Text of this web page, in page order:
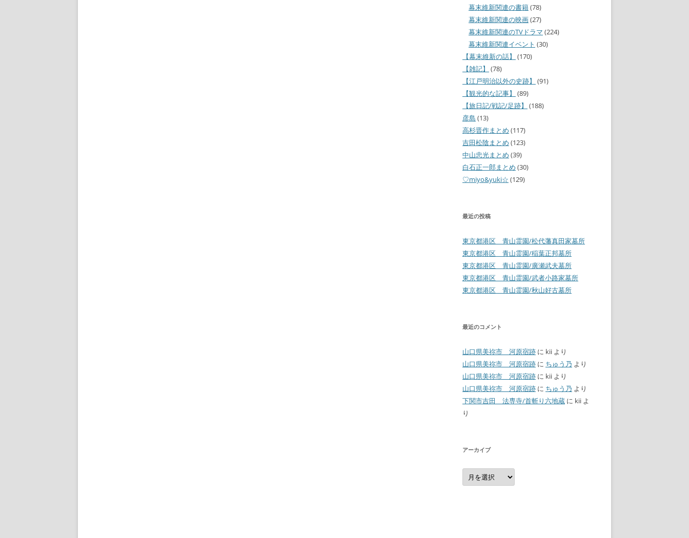
幕末維新関連の書籍(78)
幕末維新関連の映画(27)
幕末維新関連のTVドラマ (224)
幕末維新関連イベント (30)
【幕末維新の話】
(170)
【雑記】
(78)
【江戸明治以外の史跡】
(91)
【観光的な記事】
(89)
【旅日記/戦記/足跡】
(188)
彦島 (13)
高杉晋作まとめ (117)
吉田松陰まとめ (123)
中山忠光まとめ (39)
白石正一郎まとめ (30)
♡miyo&yuki☆ (129)
最近の投稿
東京都港区 青山霊園/松代藩真田家墓所
東京都港区 青山霊園/稲葉正邦墓所
東京都港区 青山霊園/廣瀬武夫墓所
東京都港区 青山霊園/武者小路家墓所
東京都港区 青山霊園/秋山好古墓所
最近のコメント
山口県美祢市 河原宿跡 に kii より
山口県美祢市 河原宿跡 に ちゅう乃 より
山口県美祢市 河原宿跡 に kii より
山口県美祢市 河原宿跡 に ちゅう乃 より
下関市吉田 法専寺/首斬り六地蔵 に kii よ
り
アーカイブ
ア
ー
カ